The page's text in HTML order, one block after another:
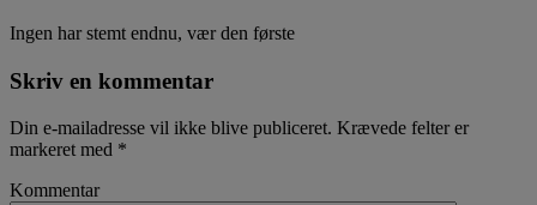
Ingen har stemt endnu, vær den første
Skriv en kommentar
Din e-mailadresse vil ikke blive publiceret. Krævede felter er
markeret med *
Kommentar